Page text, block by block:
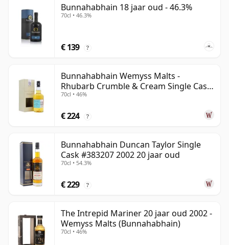
Bunnahabhain 18 jaar oud - 46.3%
70cl • 46.3%
€ 139 ?
Bunnahabhain Wemyss Malts -
Rhubarb Crumble & Cream Single Cask
1990 28 jaar oud
70cl • 46%
€ 224 ?
Bunnahabhain Duncan Taylor Single
Cask #383207 2002 20 jaar oud
70cl • 54.3%
€ 229 ?
The Intrepid Mariner 20 jaar oud 2002 -
Wemyss Malts (Bunnahabhain)
70cl • 46%